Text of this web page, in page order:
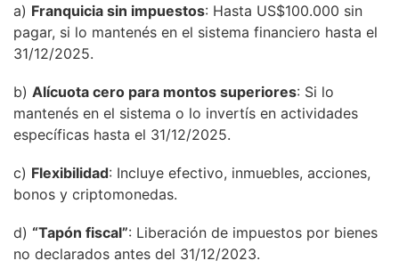
a) Franquicia sin impuestos: Hasta US$100.000 sin
pagar, si lo mantenés en el sistema financiero hasta el
31/12/2025.
b) Alícuota cero para montos superiores: Si lo
mantenés en el sistema o lo invertís en actividades
específicas hasta el 31/12/2025.
c) Flexibilidad: Incluye efectivo, inmuebles, acciones,
bonos y criptomonedas.
d) “Tapón fiscal”: Liberación de impuestos por bienes
no declarados antes del 31/12/2023.